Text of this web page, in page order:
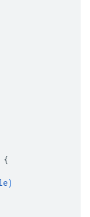
{
)